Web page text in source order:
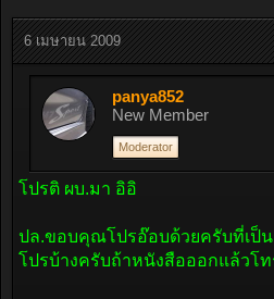
6 เมษายน 2009
panya852
New Member
Moderator
โปรติ ผบ.มา อิอิ
ปล.ขอบคุณโปรอ๊อบด้วยครับที่เป็
โปรบ้างครับถ้าหนังสือออกแล้วโ